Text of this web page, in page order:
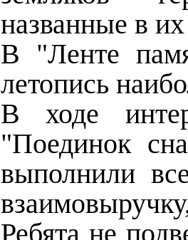
названные в
В "Ленте
летопись
В ходе
"Поединок
выполнили
Ребята не